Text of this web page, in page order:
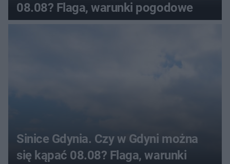
08.08? Flaga, warunki pogodowe
Sinice Gdynia. Czy w Gdyni można
się kąpać 08.08? Flaga, warunki